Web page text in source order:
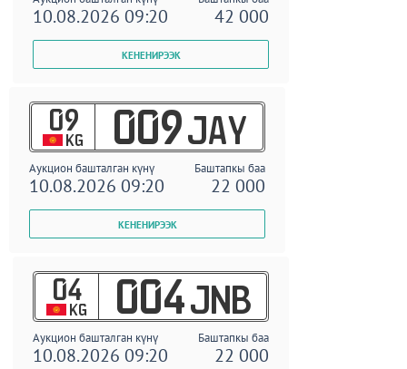
10.08.2026 09:20 42 000
09
KG 009 JAY
Аукцион башталган күнү Баштапкы баа
10.08.2026 09:20 22 000
04
KG 004 JNB
Аукцион башталган күнү Баштапкы баа
10.08.2026 09:20 22 000